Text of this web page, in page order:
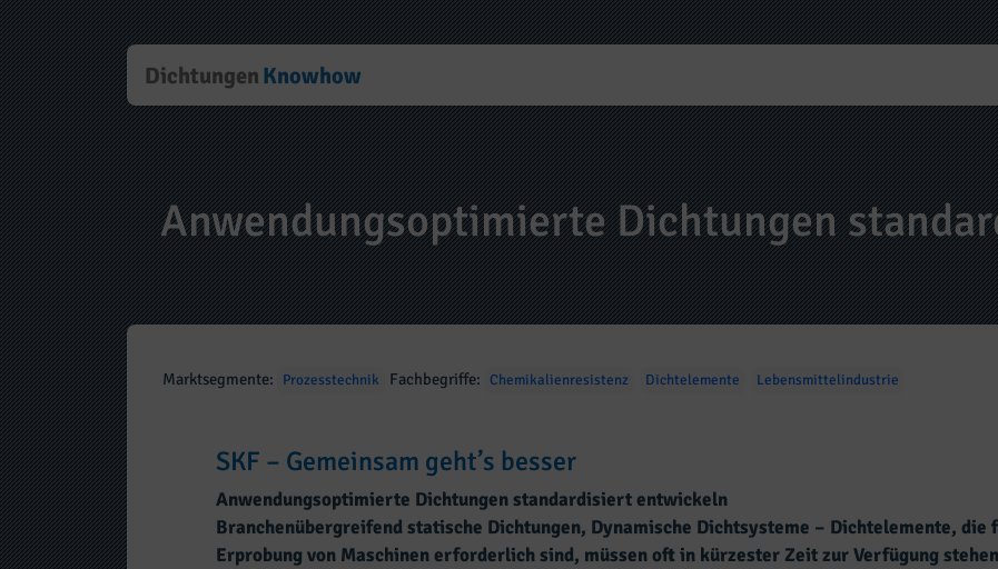
Dichtungen Knowhow
Anwendungsoptimierte Dichtungen
Marktsegmente: Prozesstechnik Fachbegriffe: Chemikalienresistenz Dichtelemente Lebensmittelindustrie
SKF – Gemeinsam geht’s besser
Anwendungsoptimierte Dichtungen standardisiert entwickeln
Branchenübergreifend statische Dichtungen, Dynamische Dichtsysteme – Dichtelemente,
Erprobung von Maschinen erforderlich sind, müssen oft in kürzester Zeit zur Verfügung